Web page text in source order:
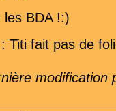
les BDA !:)
Titi fait pas de
modification